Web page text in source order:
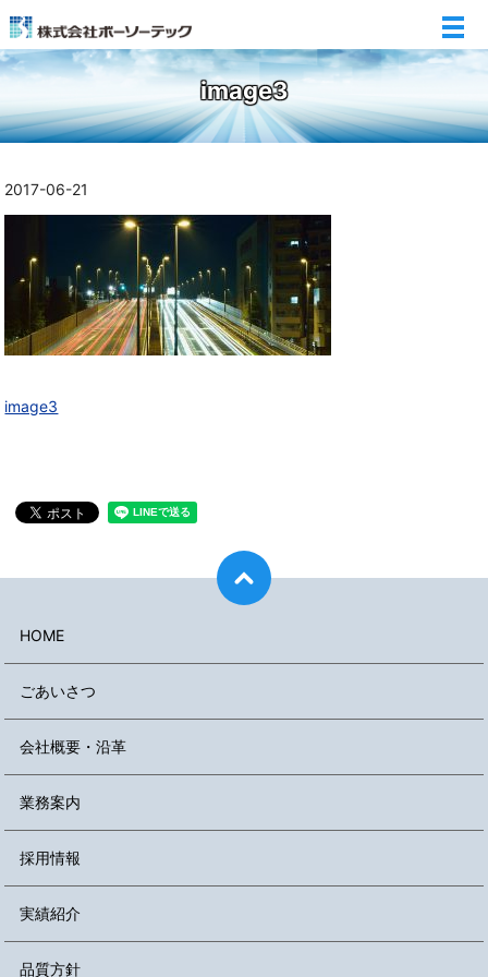
メ
image3
2017-06-21
image3
HOME
ごあいさつ
会社概要・沿革
業務案内
採用情報
実績紹介
品質方針